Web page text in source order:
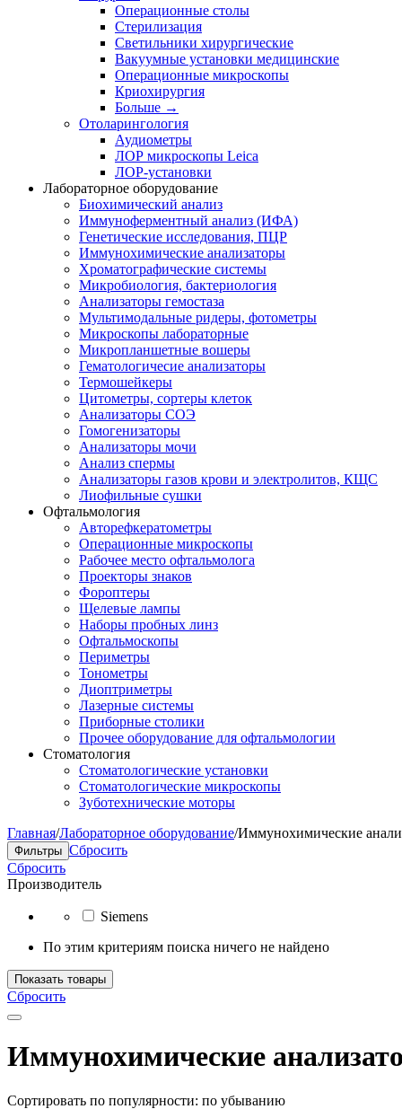
Операционные столы
Стерилизация
Светильники хирургические
Вакуумные установки медицинские
Операционные микроскопы
Криохирургия
Больше →
Отоларингология
Аудиометры
ЛОР микроскопы Leica
ЛОР-установки
Лабораторное оборудование
Биохимический анализ
Иммуноферментный анализ (ИФА)
Генетические исследования, ПЦР
Иммунохимические анализаторы
Хроматографические системы
Микробиология, бактериология
Анализаторы гемостаза
Мультимодальные ридеры, фотометры
Микроскопы лабораторные
Микропланшетные вошеры
Гематологичесие анализаторы
Термошейкеры
Цитометры, сортеры клеток
Анализаторы СОЭ
Гомогенизаторы
Анализаторы мочи
Анализ спермы
Анализаторы газов крови и электролитов, КЩС
Лиофильные сушки
Офтальмология
Авторефкератометры
Операционные микроскопы
Рабочее место офтальмолога
Проекторы знаков
Фороптеры
Щелевые лампы
Наборы пробных линз
Офтальмоскопы
Периметры
Тонометры
Диоптриметры
Лазерные системы
Приборные столики
Прочее оборудование для офтальмологии
Стоматология
Стоматологические установки
Стоматологические микроскопы
Зуботехнические моторы
Главная/Лабораторное оборудование/Иммунохимические
Фильтры Сбросить
Сбросить
Производитель
Siemens
По этим критериям поиска ничего не найдено
Показать товары
Сбросить
Иммунохимические
Сортировать по популярности: по убыванию